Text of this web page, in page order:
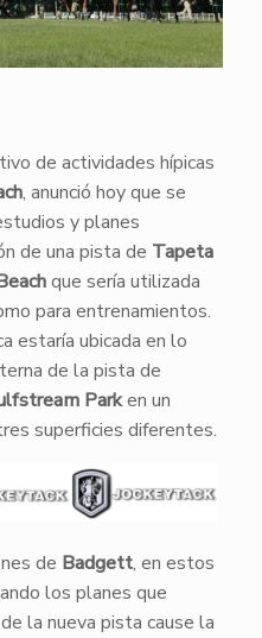
de actividades hípicas
, anunció hoy que se
y planes
de una pista de Tapeta
que sería utilizada
para entrenamientos.
estaría ubicada en lo
de la pista de
Parken un
superficies diferentes.
de Badgett, en estos
los planes que
la nueva pista cause la